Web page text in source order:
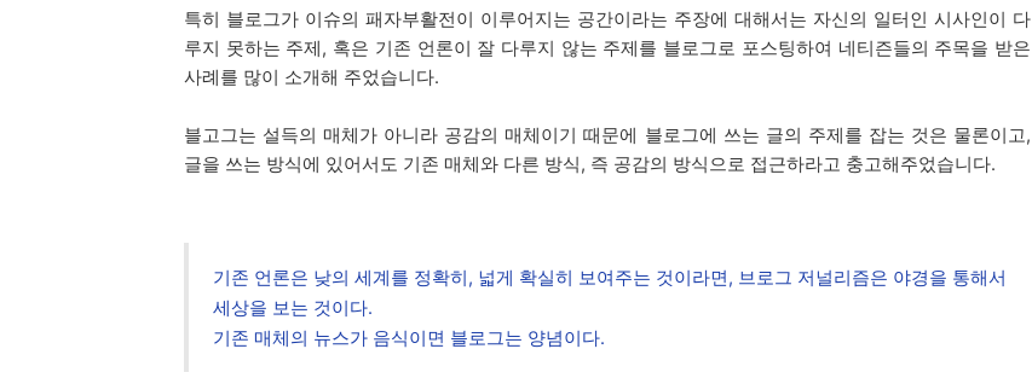
특히 블로그가 이슈의 패자부활전이 이루어지는 공간이라는 주장에 대해서는 자신의 일터인 시사인이 다
루지 못하는 주제, 혹은 기존 언론이 잘 다루지 않는 주제를 블로그로 포스팅하여 네티즌들의 주목을 받은
사례를 많이 소개해 주었습니다.
블고그는 설득의 매체가 아니라 공감의 매체이기 때문에 블로그에 쓰는 글의 주제를 잡는 것은 물론이고,
글을 쓰는 방식에 있어서도 기존 매체와 다른 방식, 즉 공감의 방식으로 접근하라고 충고해주었습니다.
기존 언론은 낮의 세계를 정확히, 넓게 확실히 보여주는 것이라면, 브로그 저널리즘은 야경을 통해서
세상을 보는 것이다.
기존 매체의 뉴스가 음식이면 블로그는 양념이다.